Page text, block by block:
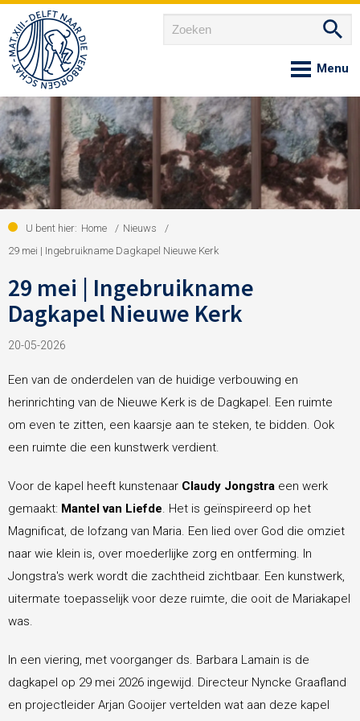
Home
Over ons
Nieuws
Agenda
Onze gemeenschappen
CityKerk
Geldzaken
Kerkdiensten
U bent hier: Home / Nieuws
/
29 mei | Ingebruikname Dagkapel Nieuwe Kerk
29 mei | Ingebruikname
Dagkapel Nieuwe Kerk
20-05-2026
Een van de onderdelen van de huidige verbouwing en
herinrichting van de Nieuwe Kerk is de Dagkapel. Een ruimte
om even te zitten, een kaarsje aan te steken, te bidden. Ook
een ruimte die een kunstwerk verdient.
Voor de kapel heeft kunstenaar Claudy Jongstra een werk
gemaakt: Mantel van Liefde. Het is geïnspireerd op het
Magnificat, de lofzang van Maria. Een lied over God die omziet
naar wie klein is, over moederlijke zorg en ontferming. In
Jongstra's werk wordt die zachtheid zichtbaar. Een kunstwerk,
uitermate toepasselijk voor deze ruimte, die ooit de Mariakapel
was.
In een viering, met voorganger ds. Barbara Lamain is de
dagkapel op 29 mei 2026 ingewijd. Directeur Nyncke Graafland
en projectleider Arjan Gooijer vertelden wat aan deze kapel